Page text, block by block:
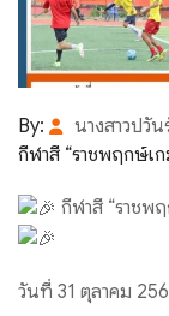
By: นางสาวปวั
กีฬาสี “ราชพฤกษ์เ
กีฬาสี “ราชพ
วันที่ 31 ตุลาคม